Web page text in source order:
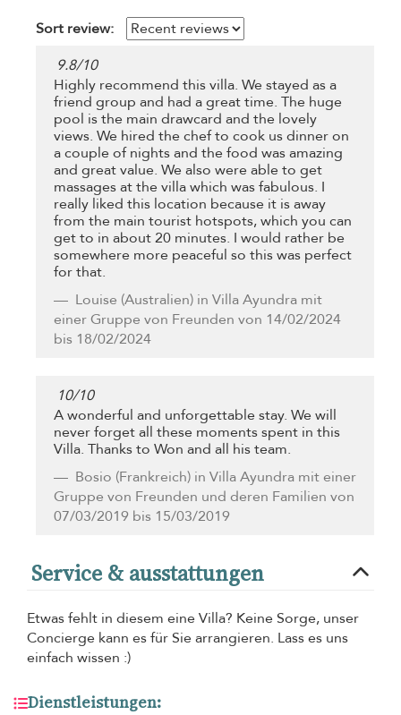
Sort review:
9.8/10
Highly recommend this villa. We stayed as a
friend group and had a great time. The huge
pool is the main drawcard and the lovely
views. We hired the chef to cook us dinner on
a couple of nights and the food was amazing
and great value. We also were able to get
massages at the villa which was fabulous. I
really liked this location because it is away
from the main tourist hotspots, which you can
get to in about 20 minutes. I would rather be
somewhere more peaceful so this was perfect
for that.
Louise (Australien) in Villa Ayundra mit
einer Gruppe von Freunden von 14/02/2024
bis 18/02/2024
10/10
A wonderful and unforgettable stay. We will
never forget all these moments spent in this
Villa. Thanks to Won and all his team.
Bosio (Frankreich) in Villa Ayundra mit einer
Gruppe von Freunden und deren Familien von
07/03/2019 bis 15/03/2019
Service & ausstattungen
Etwas fehlt in diesem eine Villa? Keine Sorge, unser
Concierge kann es für Sie arrangieren. Lass es uns
einfach wissen :)
Dienstleistungen: